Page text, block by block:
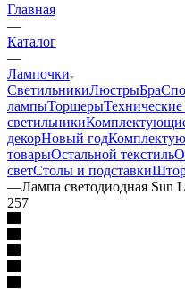
Главная
—
Каталог
—
Лампочки
СветильникиЛюстрыБра
лампыТоршеры
светильники
декорНовый год
товарыОстальной текстиль
светСтолы и подставки
—Лампа светодиодная Sun
257